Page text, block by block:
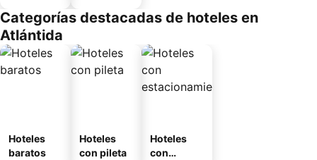
Categorías destacadas de hoteles en
Atlántida
Hoteles
baratos
Hoteles
con pileta
Hoteles
con